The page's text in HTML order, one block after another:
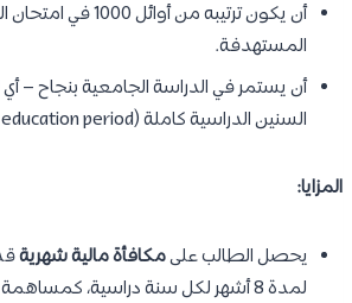
أن يكون ترتيبه من أوائل
المستهدفة.
أن يستمر في الدراسة الجامعية بنجاح –
السنين الدراسية كاملة (normal education period).
المزايا:
يحصل الطالب علىمكافأة مالية شهرية
لمدة 8 أشهر لكل سنة دراسية، كمساهمة في التكاليف الدراسية.